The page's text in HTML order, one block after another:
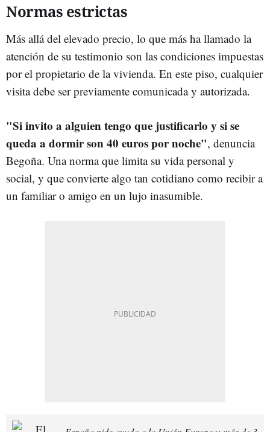
Normas estrictas
Más allá del elevado precio, lo que más ha llamado la
atención de su testimonio son las condiciones impuestas
por el propietario de la vivienda. En este piso, cualquier
visita debe ser previamente comunicada y autorizada.
"Si invito a alguien tengo que justificarlo y si se
queda a dormir son 40 euros por noche", denuncia
Begoña. Una norma que limita su vida personal y
social, y que convierte algo tan cotidiano como recibir a
un familiar o amigo en un lujo inasumible.